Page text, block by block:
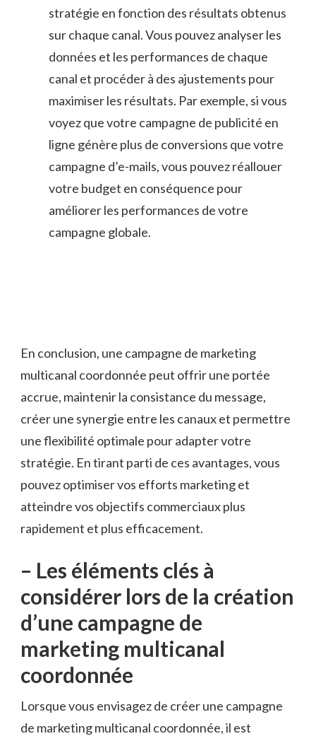
stratégie en‌ fonction‌ des résultats obtenus
sur chaque‍ canal. Vous pouvez analyser‌ les
données et⁣ les performances de‌ chaque
canal et procéder à des ajustements pour
maximiser les ‌résultats. Par exemple, si vous
⁣voyez que votre campagne ‌de publicité en⁣
ligne génère plus de conversions ‍que votre
campagne d’e-mails, vous pouvez réallouer
votre budget en ‍conséquence pour
améliorer ​les‌ performances de votre
campagne globale.
En ⁣conclusion, une campagne de marketing
multicanal ​coordonnée peut ‌offrir ‍une portée⁢
accrue, maintenir la consistance du message,
créer ⁤une synergie entre‌ les canaux et permettre
une flexibilité optimale pour‌ adapter ‌votre
stratégie. ​En tirant parti de ces avantages, vous
pouvez ‍optimiser vos⁤ efforts marketing⁣ et
⁣atteindre vos objectifs commerciaux plus
rapidement et plus ‍efficacement.
– Les éléments​ clés à
considérer lors de la création
d’une campagne de
marketing multicanal
coordonnée
Lorsque ⁤vous envisagez⁣ de créer ⁣une campagne
de marketing multicanal coordonnée, il‍ est